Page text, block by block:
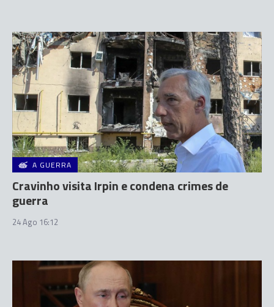
A GUERRA
Cravinho visita Irpin e condena crimes de
guerra
24 Ago 16:12